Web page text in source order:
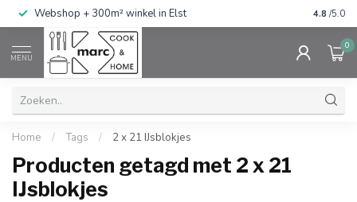
Webshop + 300m² winkel in Elst Gratis
4.8 /5.0
MENU
0
Home / Tags / 2 x 21 IJsblokjes
Producten getagd met 2 x 21
IJsblokjes